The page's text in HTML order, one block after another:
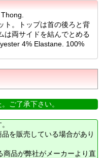
ト。トップは首の後ろと背
は両サイドを結んでとめる
4% Elastane. 100%
ご了承下さい。
を販売している場合があり
商品が弊社がメーカーより直